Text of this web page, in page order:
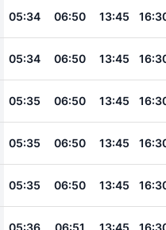
05:34 06:50 13:45
05:34 06:50 13:45
05:35 06:50 13:45
05:35 06:50 13:45
05:35 06:50 13:45
05:36 06:51 13:45